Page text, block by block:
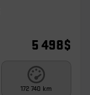
5 498$
172 740 km